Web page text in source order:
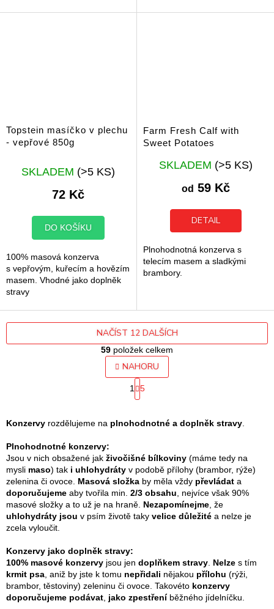
Topstein masíčko v plechu
- vepřové 850g
SKLADEM (>5 KS)
72 Kč
DO KOŠÍKU
100% masová konzerva
s vepřovým, kuřecím a hovězím
masem. Vhodné jako doplněk
stravy
Farm Fresh Calf with
Sweet Potatoes
Průměrné
hodnocení
produktu
je
z
SKLADEM (>5 KS)
od 59 Kč
DETAIL
Plnohodnotná konzerva s
telecím masem a sladkými
brambory.
O
v
l
á
a
p
r
v
k
y
v
s
u
NAČÍST 12 DALŠÍCH
S
t
r
n
v
á
n
í
1 5
59 položek celkem
NAHORU
Konzervy rozdělujeme na plnohodnotné a doplněk stravy
Plnohodnotné konzervy:
Jsou v nich obsažené jak živočišné bílkoviny (máme tedy na
mysli maso) tak i uhlohydráty v podobě přílohy (brambor, rýže)
zelenina či ovoce. Masová složka by měla vždy převládat a
doporučujeme aby tvořila min. 2/3 obsahu , nejvíce však 90%
masové složky a to už je na hraně. Nezapomínejme , že
uhlohydráty jsou v psím životě taky velice důležité a nelze je
zcela vyloučit.
Konzervy jako doplněk stravy:
100% masové konzervy jsou jen doplňkem stravy Nelze s tím
krmit psa , aniž by jste k tomu nepřidali nějakou přílohu (rýži,
brambor, těstoviny) zeleninu či ovoce. Takovéto konzervy
doporučujeme podávat jako zpestřeníběžného jídelníčku.